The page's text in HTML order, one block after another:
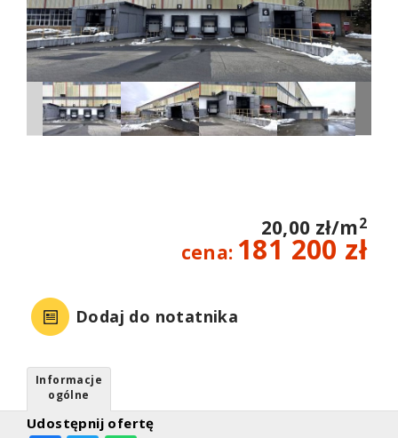
20,00 zł/m2
cena: 181 200 zł
Dodaj do notatnika
Udostępnij ofertę
Informacje
ogólne